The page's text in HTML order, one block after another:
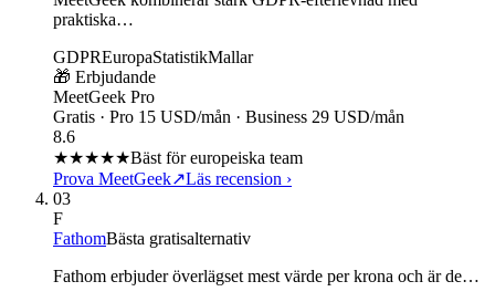
praktiska…
GDPREuropaStatistikMallar
🎁 Erbjudande
MeetGeek Pro
Gratis · Pro 15 USD/mån · Business 29 USD/mån
8.6
★★★★★Bäst för europeiska team
Prova MeetGeek↗Läs recension ›
03
F
FathomBästa gratisalternativ
Fathom erbjuder överlägset mest värde per krona och är de…